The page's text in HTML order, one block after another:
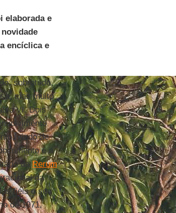
elaborada e
encíclica e
sobretudo,
mas muito
VI. Dois
vindo de
é a
daRerum
da
fiéis o seu
de 1971,